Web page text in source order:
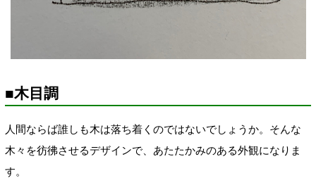
■木目調
人間ならば誰しも木は落ち着くのではないでしょうか。そんな
木々を彷彿させるデザインで、あたたかみのある外観になりま
す。